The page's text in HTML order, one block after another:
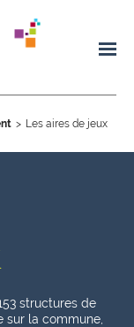
Les aires de jeux
structures de
sur la commune,